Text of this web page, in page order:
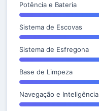
Potência e Bateria
Sistema de Escovas
Sistema de Esfregona
Base de Limpeza
Navegação e Inteligência